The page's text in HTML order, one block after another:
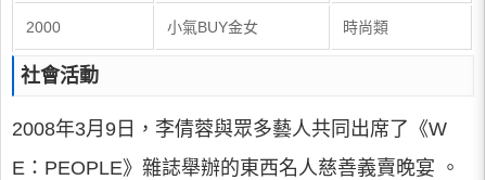
2000 小氣BUY金女 時尚類
社會活動
2008年3月9日，李倩蓉與眾多藝人共同出席了《W
E：PEOPLE》雜誌舉辦的東西名人慈善義賣晚宴 。